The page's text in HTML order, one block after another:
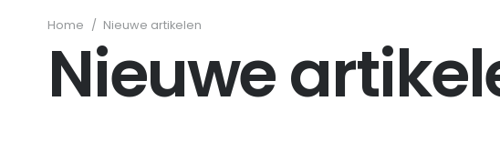
Home / Nieuwe artikelen
Nieuwe